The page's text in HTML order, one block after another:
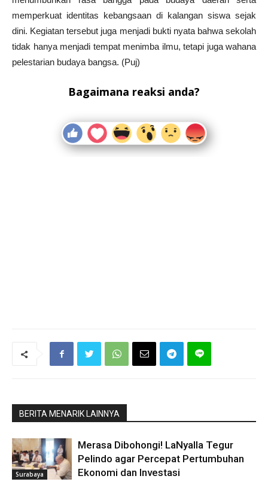
memperkuat identitas kebangsaan di kalangan siswa sejak
dini. Kegiatan tersebut juga menjadi bukti nyata bahwa sekolah
tidak hanya menjadi tempat menimba ilmu, tetapi juga wahana
pelestarian budaya bangsa. (Puj)
Bagaimana reaksi anda?
BERITA MENARIK LAINNYA
Surabaya
Merasa Dibohongi! LaNyalla Tegur
Pelindo agar Percepat Pertumbuhan
Ekonomi dan Investasi